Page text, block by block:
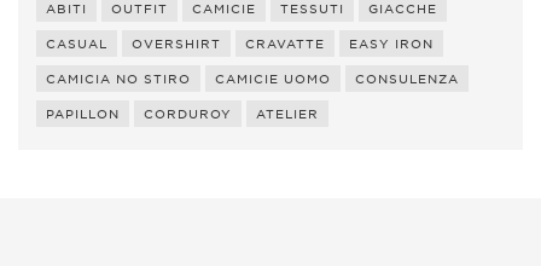
ABITI OUTFIT CAMICIE TESSUTI GIACCHE
CASUAL OVERSHIRT CRAVATTE EASY IRON
CAMICIA NO STIRO CAMICIE UOMO CONSULENZA
PAPILLON CORDUROY ATELIER